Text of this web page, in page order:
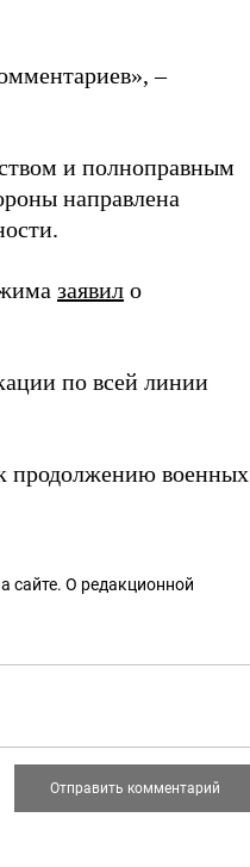
–
и полноправным
направлена
заявил о
по всей линии
продолжению военных
сайте. О редакционной